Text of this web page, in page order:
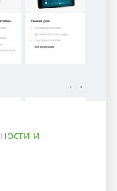
и